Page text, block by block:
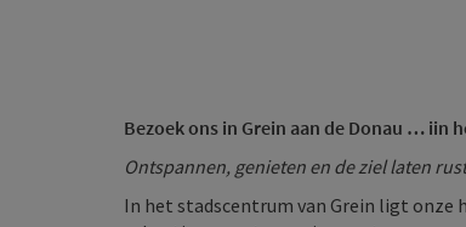
Bezoek ons in Grein aan de Donau … iin
Ontspannen, genieten en de ziel laten
In het stadscentrum van Grein ligt onze